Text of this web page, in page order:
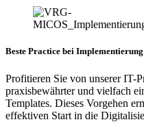
Beste Practice bei
Profitieren Sie von unserer IT-
praxisbewährter und vielfach
Templates. Dieses Vorgehen
effektiven Start in die